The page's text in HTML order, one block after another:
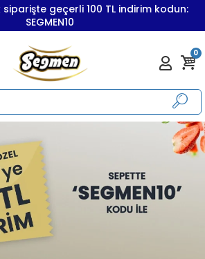
siparişte geçerli 100 TL indirim kodun:
SEGMEN10
0